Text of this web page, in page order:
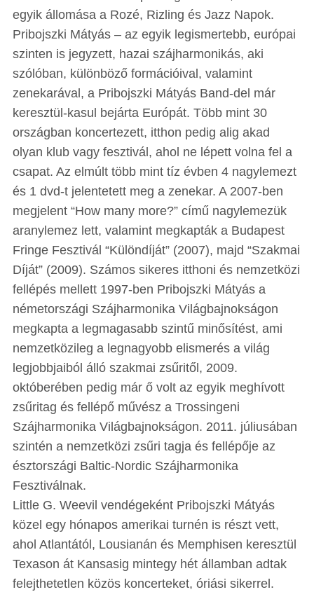
egyik állomása a Rozé, Rizling és Jazz Napok.
Pribojszki Mátyás – az egyik legismertebb, európai
szinten is jegyzett, hazai szájharmonikás, aki
szólóban, különböző formációival, valamint
zenekarával, a Pribojszki Mátyás Band-del már
keresztül-kasul bejárta Európát. Több mint 30
országban koncertezett, itthon pedig alig akad
olyan klub vagy fesztivál, ahol ne lépett volna fel a
csapat. Az elmúlt több mint tíz évben 4 nagylemezt
és 1 dvd-t jelentetett meg a zenekar. A 2007-ben
megjelent “How many more?” című nagylemezük
aranylemez lett, valamint megkapták a Budapest
Fringe Fesztivál “Különdíját” (2007), majd “Szakmai
Díját” (2009). Számos sikeres itthoni és nemzetközi
fellépés mellett 1997-ben Pribojszki Mátyás a
németországi Szájharmonika Világbajnokságon
megkapta a legmagasabb szintű minősítést, ami
nemzetközileg a legnagyobb elismerés a világ
legjobbjaiból álló szakmai zsűritől, 2009.
októberében pedig már ő volt az egyik meghívott
zsűritag és fellépő művész a Trossingeni
Szájharmonika Világbajnokságon. 2011. júliusában
szintén a nemzetközi zsűri tagja és fellépője az
észtországi Baltic-Nordic Szájharmonika
Fesztiválnak.
Little G. Weevil vendégeként Pribojszki Mátyás
közel egy hónapos amerikai turnén is részt vett,
ahol Atlantától, Lousianán és Memphisen keresztül
Texason át Kansasig mintegy hét államban adtak
felejthetetlen közös koncerteket, óriási sikerrel.